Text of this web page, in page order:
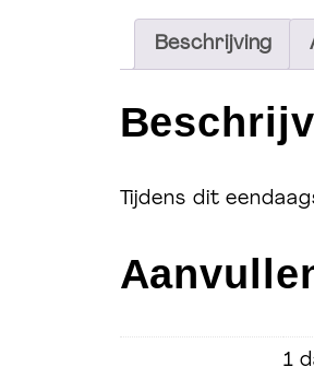
Beschrijving
Tijdens dit
1